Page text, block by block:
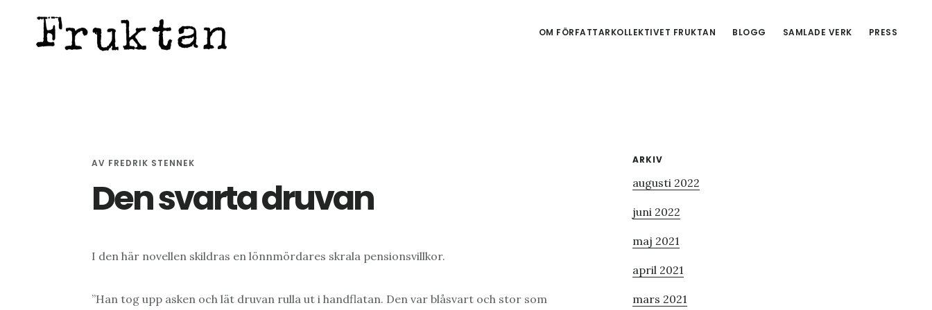
OM FÖRFATTARKOLLEKTIVET FRUKTAN BLOGG SAMLADE VERK PRESS
AV FREDRIK STENNEK
Den svarta druvan
I den här novellen skildras en lönnmördares skrala pensionsvillkor.
”Han tog upp asken och lät druvan rulla ut i handflatan. Den var blåsvart och stor som
Primärt
sidofält
ARKIV
augusti 2022
juni 2022
maj 2021
april 2021
mars 2021